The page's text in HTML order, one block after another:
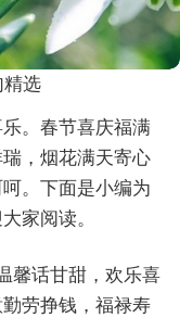
精选
。春节喜庆福满
，烟花满天寄心
。下面是小编为
家阅读。
馨话甘甜，欢乐喜
劳挣钱，福禄寿